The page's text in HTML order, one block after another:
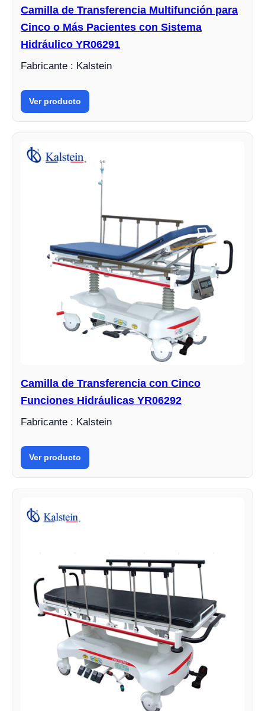
Camilla de Transferencia Multifunción para
Cinco o Más Pacientes con Sistema
Hidráulico YR06291
Fabricante : Kalstein
Ver producto
Camilla de Transferencia con Cinco
Funciones Hidráulicas YR06292
Fabricante : Kalstein
Ver producto